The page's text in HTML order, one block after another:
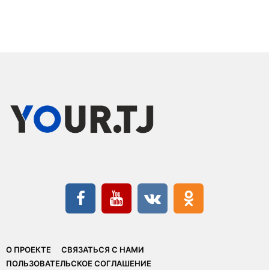
О ПРОЕКТЕ
СВЯЗАТЬСЯ С НАМИ
ПОЛЬЗОВАТЕЛЬСКОЕ СОГЛАШЕНИЕ